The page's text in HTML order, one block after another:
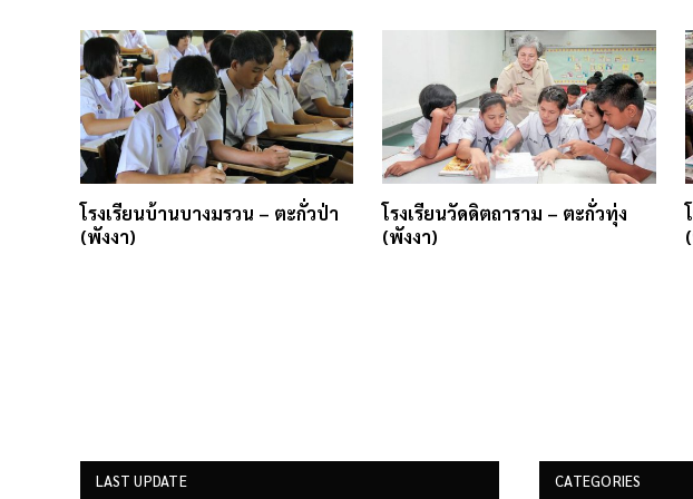
โรงเรียนบ้านบางมรวน – ตะกั่วป่า
(พังงา)
โรงเรียนวัดดิตถาราม – ตะกั่วทุ่ง
(พังงา)
LAST UPDATE CATEGORIES